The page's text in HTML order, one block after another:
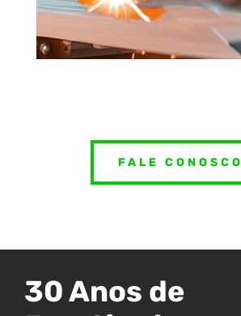
FALE CONOSCO
30 Anos de